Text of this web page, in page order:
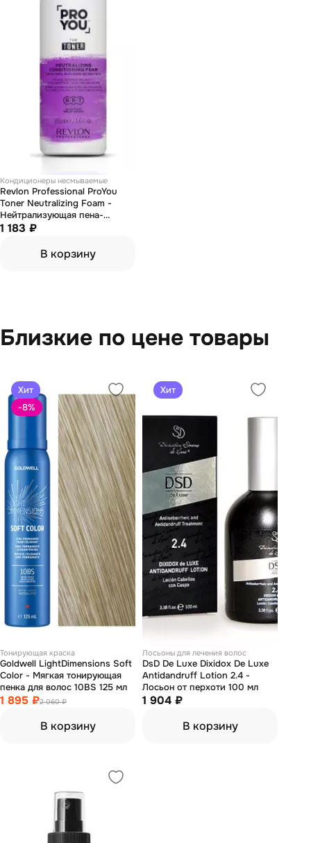
Кондиционеры несмываемые
Revlon Professional ProYou
Toner Neutralizing Foam -
Нейтрализующая пена-
кондиционер для светлых,
1 183 ₽
В корзину
Близкие по цене товары
Хит
-8%
Тонирующая краска
Goldwell LightDimensions Soft
Color - Мягкая тонирующая
пенка для волос 10BS 125 мл
1 895 ₽2 060 ₽
В корзину
Хит
Лосьоны для лечения волос
DsD De Luxe Dixidox De Luxe
Antidandruff Lotion 2.4 -
Лосьон от перхоти 100 мл
1 904 ₽
В корзину